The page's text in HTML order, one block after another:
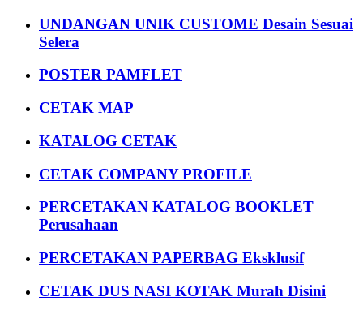
UNDANGAN UNIK CUSTOME Desain Sesuai
Selera
POSTER PAMFLET
CETAK MAP
KATALOG CETAK
CETAK COMPANY PROFILE
PERCETAKAN KATALOG BOOKLET
Perusahaan
PERCETAKAN PAPERBAG Eksklusif
CETAK DUS NASI KOTAK Murah Disini